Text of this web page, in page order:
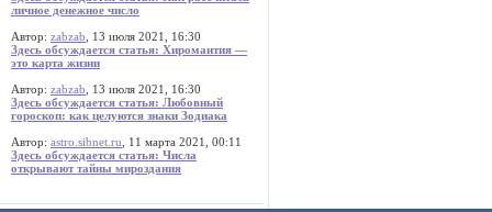
личное денежное число
Автор: zabzab , 13 июля 2021, 16:30
Здесь обсуждается статья: Хиромантия —
это карта жизни
Автор: zabzab , 13 июля 2021, 16:30
Здесь обсуждается статья: Любовный
гороскоп: как целуются знаки Зодиака
Автор: astro.sibnet.ru , 11 марта 2021, 00:11
Здесь обсуждается статья: Числа
открывают тайны мироздания